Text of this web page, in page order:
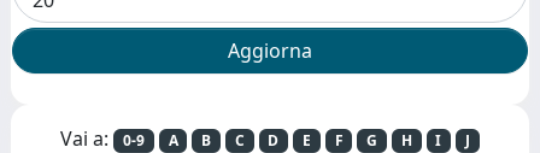
Vai a: 0-9 A B C D E F G H I
J